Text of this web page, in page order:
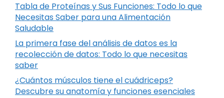
Tabla de Proteínas y Sus Funciones: Todo lo que
Necesitas Saber para una Alimentación
Saludable
La primera fase del análisis de datos es la
recolección de datos: Todo lo que necesitas
saber
¿Cuántos músculos tiene el cuádriceps?
Descubre su anatomía y funciones esenciales